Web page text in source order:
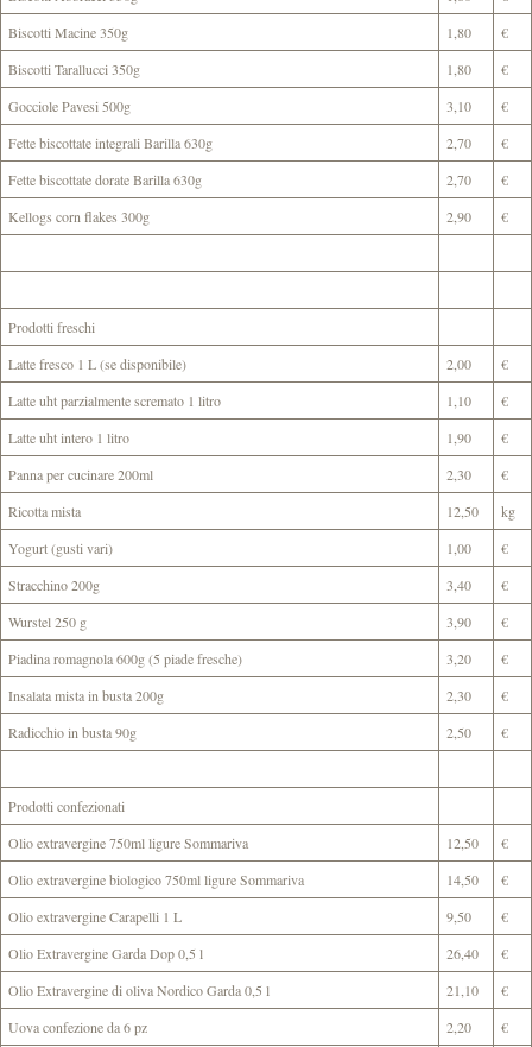
Biscotti Macine 350g
1,80
€
Biscotti Tarallucci 350g
1,80
€
Gocciole Pavesi 500g
3,10
€
Fette biscottate integrali Barilla 630g
2,70
€
Fette biscottate dorate Barilla 630g
2,70
€
Kellogs corn flakes 300g
2,90 €
Prodotti freschi
Latte fresco 1 L (se disponibile)
2,00
€
Latte uht parzialmente scremato 1 litro
1,10
€
Latte uht intero 1 litro
1,90
€
Panna per cucinare 200ml
2,30
€
Ricotta mista
12,50
kg
Yogurt (gusti vari)
1,00
€
Stracchino 200g
3,40
€
Wurstel 250 g
3,90
€
Piadina romagnola 600g (5 piade fresche)
3,20
€
Insalata mista in busta 200g
2,30
€
Radicchio in busta 90g
2,50 €
Prodotti confezionati
Olio extravergine 750ml ligure Sommariva
12,50
€
Olio extravergine biologico 750ml ligure Sommariva
14,50
€
Olio extravergine Carapelli 1 L
9,50
€
Olio Extravergine Garda Dop 0,5 l
26,40
€
Olio Extravergine di oliva Nordico Garda 0,5 l
21,10
€
Uova confezione da 6 pz
2,20 €